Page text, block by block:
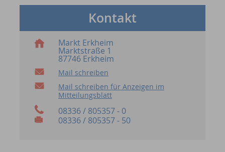
Kontakt
Markt Erkheim
Marktstraße 1
87746 Erkheim
Mail schreiben
Mail schreiben für Anzeigen im
Mitteilungsblatt
08336 / 805357 - 0
08336 / 805357 - 50